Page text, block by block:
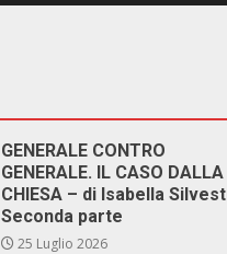
GENERALE CONTRO
GENERALE. IL CASO DALLA
CHIESA – di Isabella
Seconda parte
25 Luglio 2026